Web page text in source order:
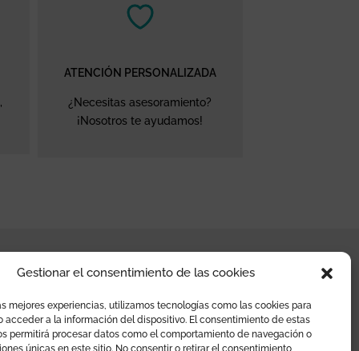
Gestionar el consentimiento de las cookies
mejores experiencias, utilizamos tecnologías como las cookies para
acceder a la información del dispositivo. El consentimiento de estas
permitirá procesar datos como el comportamiento de navegación o
únicas en este sitio. No consentir o retirar el consentimiento,
ATENCIÓN PERSONALIZADA
¿Necesitas asesoramiento?
¡Nosotros te ayudamos!
Preguntas frecuentes